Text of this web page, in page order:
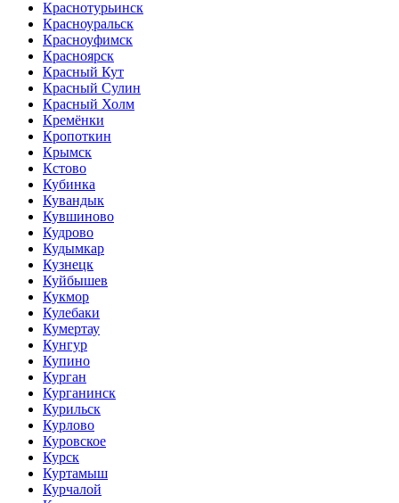
Краснотурьинск
Красноуральск
Красноуфимск
Красноярск
Красный Кут
Красный Сулин
Красный Холм
Кремёнки
Кропоткин
Крымск
Кстово
Кубинка
Кувандык
Кувшиново
Кудрово
Кудымкар
Кузнецк
Куйбышев
Кукмор
Кулебаки
Кумертау
Кунгур
Купино
Курган
Курганинск
Курильск
Курлово
Куровское
Курск
Куртамыш
Курчалой